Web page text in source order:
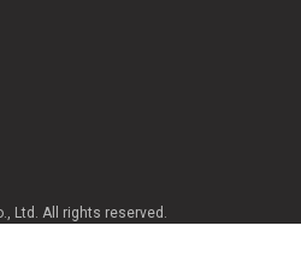
Ltd. All rights reserved.